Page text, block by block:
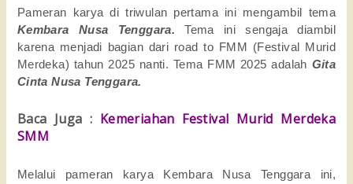
Pameran karya di triwulan pertama ini mengambil tema
Kembara Nusa Tenggara.Tema ini sengaja diambil
karena menjadi bagian dari road to FMM (Festival Murid
Merdeka) tahun 2025 nanti. Tema FMM 2025 adalah Gita
Cinta Nusa Tenggara.
Baca Juga : Kemeriahan Festival Murid Merdeka
SMM
Melalui pameran karya Kembara Nusa Tenggara ini,